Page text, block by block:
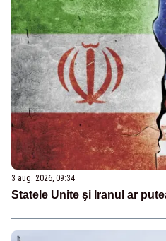
3 aug. 2026, 09:34
Statele Unite şi Iranul ar